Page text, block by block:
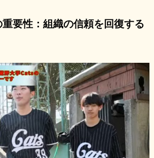
要性：組織の信頼を回復する